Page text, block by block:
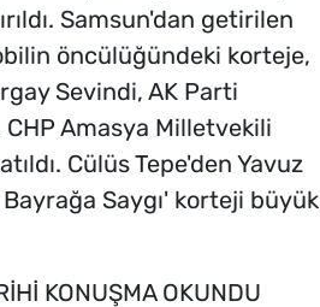
Samsun'dan getirilen
öncülüğündeki korteje,
Sevindi, AK Parti
Amasya Milletvekili
Cülüs Tepe'den Yavuz
Saygı' korteji büyük
KONUŞMA OKUNDU